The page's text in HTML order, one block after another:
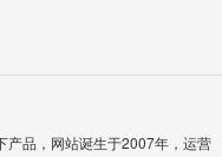
产品，网站诞生于2007年，运营